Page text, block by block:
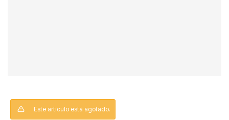
Este artículo está agotado.